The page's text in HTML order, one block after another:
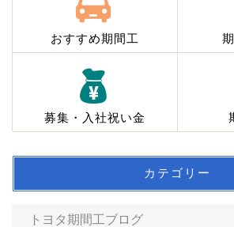
おすすめ期間工
募集・入社祝い金
カテゴリー